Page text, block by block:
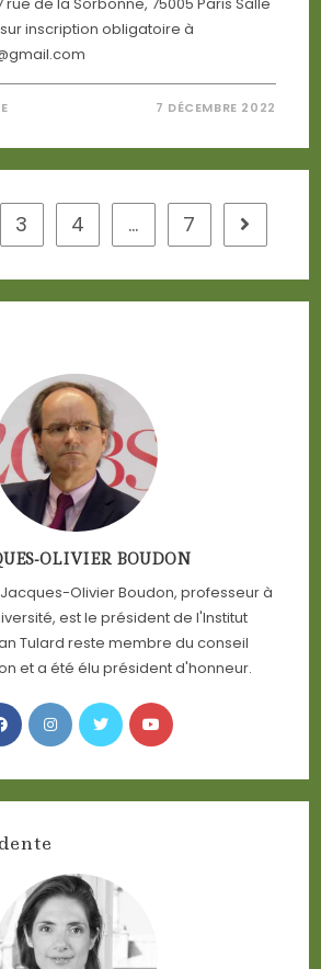
inscription obligatoire à
7 DÉCEMBRE 2022
3 4 … 7 Go to the
OLIVIER BOUDON
Jacques-Olivier Boudon, professeur à
est le président de l'Institut
Tulard reste membre du conseil
et a été élu président d'honneur.
Opens
in
new
Opens
in
new
Opens
in
new
Opens
new